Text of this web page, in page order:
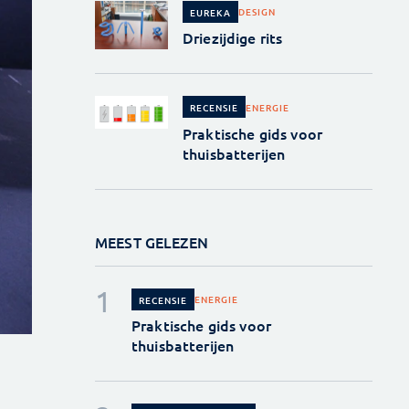
EUREKA DESIGN
Driezijdige rits
RECENSIE ENERGIE
Praktische gids voor
thuisbatterijen
MEEST GELEZEN
RECENSIE ENERGIE
Praktische gids voor
thuisbatterijen